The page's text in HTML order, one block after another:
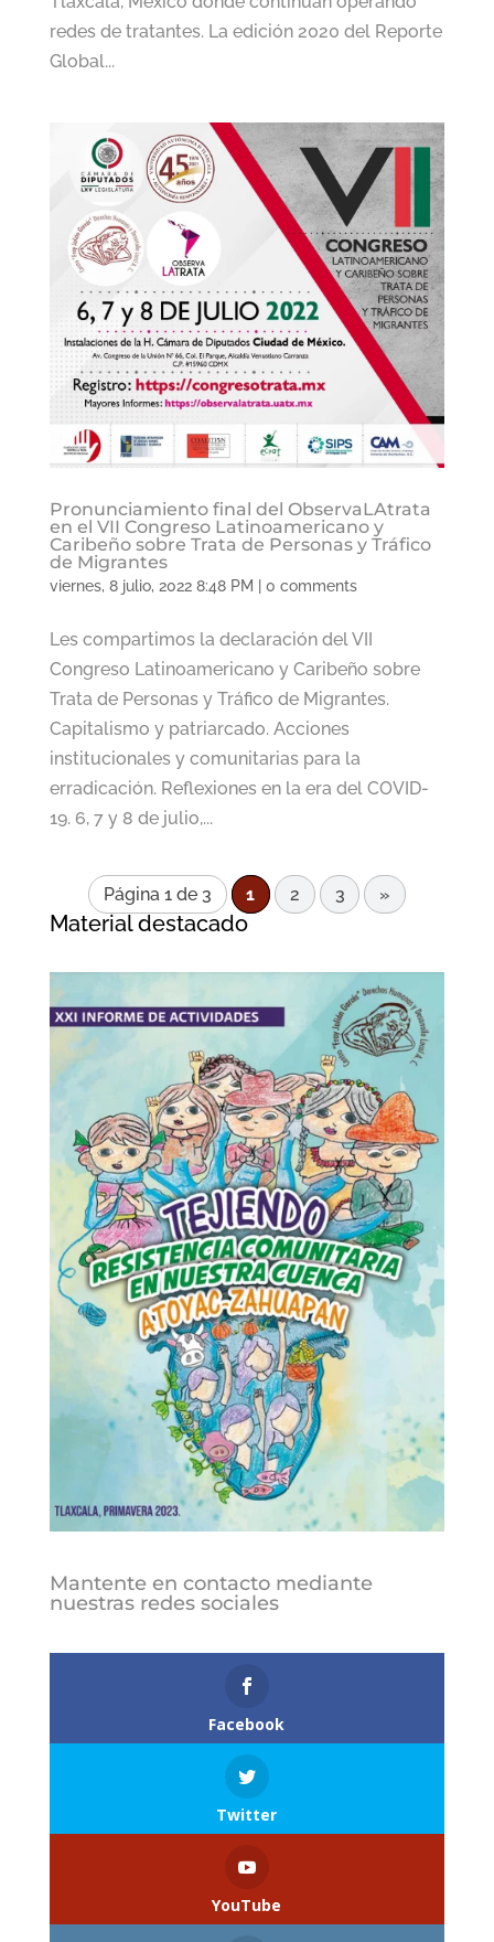
redes de tratantes. La edición 2020 del Reporte
Global...
Pronunciamiento final del ObservaLAtrata
en el VII Congreso Latinoamericano y
Caribeño sobre Trata de Personas y Tráfico
de Migrantes
viernes, 8 julio, 2022 8:48 PM | 0 comments
Les compartimos la declaración del VII
Congreso Latinoamericano y Caribeño sobre
Trata de Personas y Tráfico de Migrantes.
Capitalismo y patriarcado. Acciones
institucionales y comunitarias para la
erradicación. Reflexiones en la era del COVID-
19. 6, 7 y 8 de julio,...
Página 1 de 3 1 2 3 »
Material destacado
Mantente en contacto mediante
nuestras redes sociales
Facebook
Twitter
YouTube